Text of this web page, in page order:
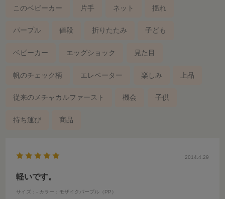
このベビーカー 片手 ネット 揺れ
パープル 値段 折りたたみ 子ども
ベビーカー エッグショック 見た目
帆のチェック柄 エレベーター 楽しみ 上品
従来のメチャカルファースト 機会 子供
持ち運び 商品
2014.4.29
軽いです。
サイズ：- カラー：モザイクパープル（PP）